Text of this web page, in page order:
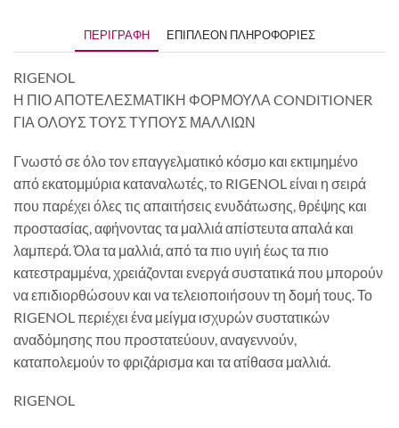
ΠΕΡΙΓΡΑΦΉ ΕΠΙΠΛΈΟΝ ΠΛΗΡΟΦΟΡΊΕΣ
RIGENOL
Η ΠΙΟ ΑΠΟΤΕΛΕΣΜΑΤΙΚΗ ΦΟΡΜΟΥΛΑ CONDITIONER
ΓΙΑ ΟΛΟΥΣ ΤΟΥΣ ΤΥΠΟΥΣ ΜΑΛΛΙΩΝ
Γνωστό σε όλο τον επαγγελματικό κόσμο και εκτιμημένο
από εκατομμύρια καταναλωτές, το RIGENOL είναι η σειρά
που παρέχει όλες τις απαιτήσεις ενυδάτωσης, θρέψης και
προστασίας, αφήνοντας τα μαλλιά απίστευτα απαλά και
λαμπερά. Όλα τα μαλλιά, από τα πιο υγιή έως τα πιο
κατεστραμμένα, χρειάζονται ενεργά συστατικά που μπορούν
να επιδιορθώσουν και να τελειοποιήσουν τη δομή τους. Το
RIGENOL περιέχει ένα μείγμα ισχυρών συστατικών
αναδόμησης που προστατεύουν, αναγεννούν,
καταπολεμούν το φριζάρισμα και τα ατίθασα μαλλιά.
RIGENOL